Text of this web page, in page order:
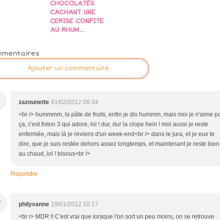
CHOCOLATÉS
CACHANT UNE
CERISE CONFITE
AU RHUM...
Ajouter un commentaire
zazounette 01/02/2012 06:34
<br /> hummmm, la pâte de fruits, enfin je dis hummm, mais moi je n'aime
ça, c'est fiston 3 qui adore, lol ! dur, dur la clope hein ! moi aussi je reste
enfermée, mais là je reviens d'un week-end<br /> dans le jura, et je eux te
dire, que je suis restée dehors assez longtemps, et maintenant je reste bien
au chaud, lol ! bisous<br />
Répondre
philyvanne 19/01/2012 10:17
<br /> MDR !! C'est vrai que lorsque l'on sort un peu moins, on se retrouve